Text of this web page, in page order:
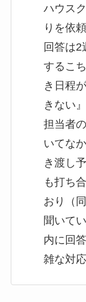
ハウス
りを依
回答は2
するこ
き日程
きない
担当者
いてな
き渡し
も打ち
おり（
聞いて
内に回
雑な対